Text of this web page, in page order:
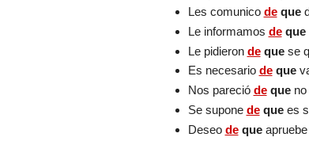
Les comunico deque
Le informamos deque
Le pidieron deque se
Es necesario deque
Nos pareció deque
Se supone deque es
Deseo dequeapruebe